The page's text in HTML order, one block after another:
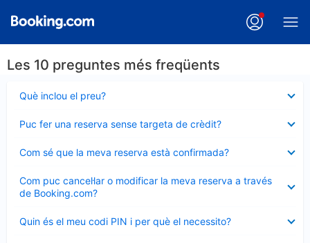
Les 10 preguntes més freqüents
Què inclou el preu?
tancat
Puc fer una reserva sense targeta de crèdit?
tancat
Com sé que la meva reserva està confirmada?
tancat
Com puc cancel·lar o modificar la meva reserva a través
de Booking.com?
tancat
Quin és el meu codi PIN i per què el necessito?
tancat